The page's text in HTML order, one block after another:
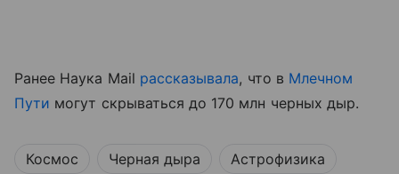
Ранее Наука Mail рассказывала, что в Млечном
Пути могут скрываться до 170 млн черных дыр.
Космос Черная дыра Астрофизика